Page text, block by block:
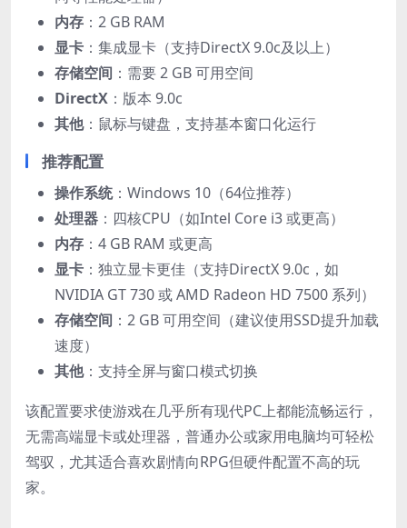
​内存​ ​：2 GB RAM
​显卡​ ​：集成显卡（支持DirectX 9.0c及以上）
​存储空间​ ​：需要 2 GB 可用空间
​DirectX​ ​：版本 9.0c
​其他​​：鼠标与键盘，支持基本窗口化运行
推荐配置
​操作系统​​：Windows 10（64位推荐）
​处理器​ ​：四核CPU（如Intel Core i3 或更高）
​内存​ ​：4 GB RAM 或更高
​显卡​ ​：独立显卡更佳（支持DirectX 9.0c，如
NVIDIA GT 730 或 AMD Radeon HD 7500 系列）
​存储空间​ ​：2 GB 可用空间（建议使用SSD提升加载
速度）
​其他​​：支持全屏与窗口模式切换
该配置要求使游戏在几乎所有现代PC上都能流畅运行，
无需高端显卡或处理器，普通办公或家用电脑均可轻松
驾驭，尤其适合喜欢剧情向RPG但硬件配置不高的玩
家。